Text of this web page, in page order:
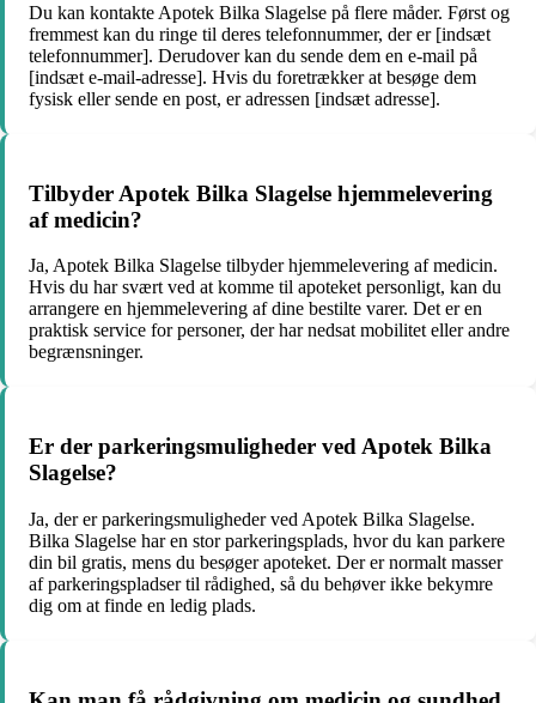
Du kan kontakte Apotek Bilka Slagelse på flere måder. Først og
fremmest kan du ringe til deres telefonnummer, der er [indsæt
telefonnummer]. Derudover kan du sende dem en e-mail på
[indsæt e-mail-adresse]. Hvis du foretrækker at besøge dem
fysisk eller sende en post, er adressen [indsæt adresse].
Tilbyder Apotek Bilka Slagelse hjemmelevering
af medicin?
Ja, Apotek Bilka Slagelse tilbyder hjemmelevering af medicin.
Hvis du har svært ved at komme til apoteket personligt, kan du
arrangere en hjemmelevering af dine bestilte varer. Det er en
praktisk service for personer, der har nedsat mobilitet eller andre
begrænsninger.
Er der parkeringsmuligheder ved Apotek Bilka
Slagelse?
Ja, der er parkeringsmuligheder ved Apotek Bilka Slagelse.
Bilka Slagelse har en stor parkeringsplads, hvor du kan parkere
din bil gratis, mens du besøger apoteket. Der er normalt masser
af parkeringspladser til rådighed, så du behøver ikke bekymre
dig om at finde en ledig plads.